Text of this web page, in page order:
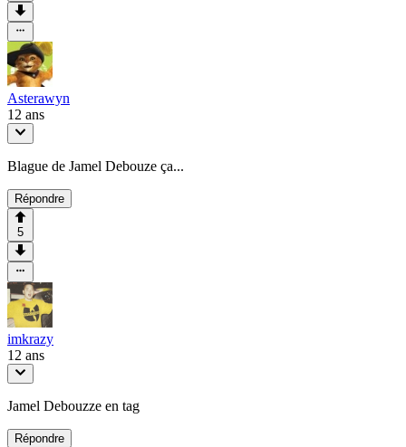
Asterawyn
12 ans
Blague de Jamel Debouze ça...
Répondre
5
imkrazy
12 ans
Jamel Debouzze en tag
Répondre